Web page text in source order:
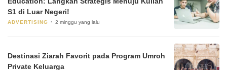
S1 di Luar Negeri!
ADVERTISING 2 minggu yang lalu
Destinasi Ziarah Favorit pada Program Umroh
Private Keluarga